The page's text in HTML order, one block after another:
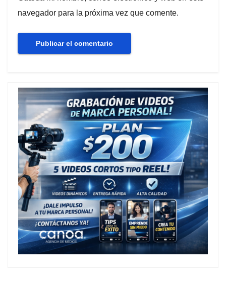
navegador para la próxima vez que comente.